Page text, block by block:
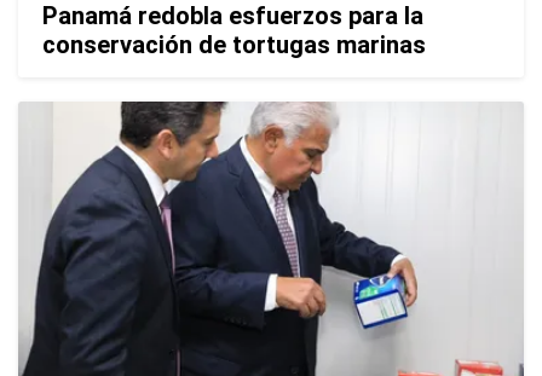
Panamá redobla esfuerzos para la
conservación de tortugas marinas